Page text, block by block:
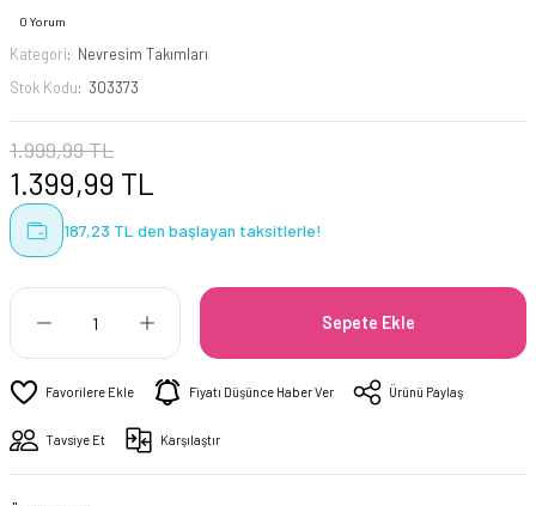
0 Yorum
Kategori
Nevresim Takımları
Stok Kodu
303373
1.999,99 TL
1.399,99 TL
187,23 TL den başlayan taksitlerle!
Sepete Ekle
Fiyatı Düşünce Haber Ver Ürünü Paylaş
Tavsiye Et Karşılaştır